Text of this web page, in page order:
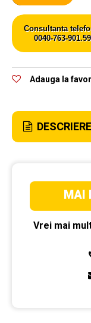
Consultanta
0040-763-
Adauga la
DESCRIERE
MAI
Vrei mai